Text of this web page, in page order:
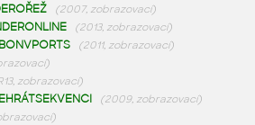
(2007, zobrazovací)
(2013, zobrazovací)
(2011, zobrazovací)
zobrazovací)
(2009, zobrazovací)